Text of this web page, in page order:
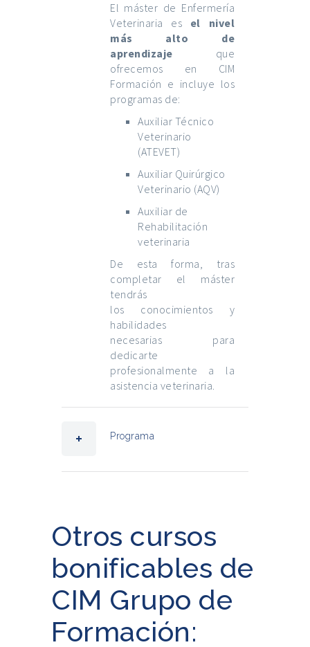
El máster de Enfermería
Veterinaria es el nivel
más alto de
aprendizaje que
ofrecemos en CIM
Formación e incluye los
programas de:
Auxiliar Técnico
Veterinario
(ATEVET)
Auxiliar Quirúrgico
Veterinario (AQV)
Auxiliar de
Rehabilitación
veterinaria
De esta forma, tras
completar el máster
tendrás
los conocimientos y
habilidades
necesarias para
dedicarte
profesionalmente a la
asistencia veterinaria.
Programa
Otros cursos
bonificables de
CIM Grupo de
Formación: